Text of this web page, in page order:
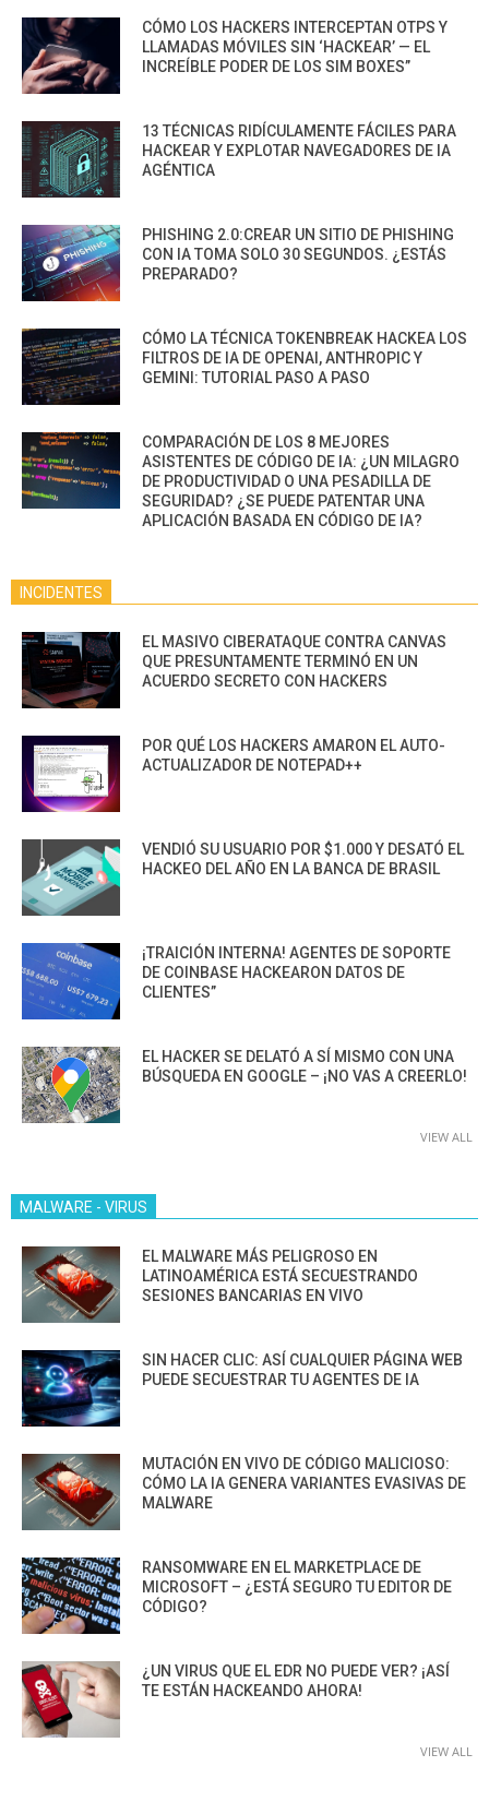
CÓMO LOS HACKERS INTERCEPTAN OTPS Y
LLAMADAS MÓVILES SIN ‘HACKEAR’ — EL
INCREÍBLE PODER DE LOS SIM BOXES”
13 TÉCNICAS RIDÍCULAMENTE FÁCILES PARA
HACKEAR Y EXPLOTAR NAVEGADORES DE IA
AGÉNTICA
PHISHING 2.0:CREAR UN SITIO DE PHISHING
CON IA TOMA SOLO 30 SEGUNDOS. ¿ESTÁS
PREPARADO?
CÓMO LA TÉCNICA TOKENBREAK HACKEA LOS
FILTROS DE IA DE OPENAI, ANTHROPIC Y
GEMINI: TUTORIAL PASO A PASO
COMPARACIÓN DE LOS 8 MEJORES
ASISTENTES DE CÓDIGO DE IA: ¿UN MILAGRO
DE PRODUCTIVIDAD O UNA PESADILLA DE
SEGURIDAD? ¿SE PUEDE PATENTAR UNA
APLICACIÓN BASADA EN CÓDIGO DE IA?
INCIDENTES
EL MASIVO CIBERATAQUE CONTRA CANVAS
QUE PRESUNTAMENTE TERMINÓ EN UN
ACUERDO SECRETO CON HACKERS
POR QUÉ LOS HACKERS AMARON EL AUTO-
ACTUALIZADOR DE NOTEPAD++
VENDIÓ SU USUARIO POR $1.000 Y DESATÓ EL
HACKEO DEL AÑO EN LA BANCA DE BRASIL
¡TRAICIÓN INTERNA! AGENTES DE SOPORTE
DE COINBASE HACKEARON DATOS DE
CLIENTES”
EL HACKER SE DELATÓ A SÍ MISMO CON UNA
BÚSQUEDA EN GOOGLE – ¡NO VAS A CREERLO!
VIEW ALL
MALWARE - VIRUS
EL MALWARE MÁS PELIGROSO EN
LATINOAMÉRICA ESTÁ SECUESTRANDO
SESIONES BANCARIAS EN VIVO
SIN HACER CLIC: ASÍ CUALQUIER PÁGINA WEB
PUEDE SECUESTRAR TU AGENTES DE IA
MUTACIÓN EN VIVO DE CÓDIGO MALICIOSO:
CÓMO LA IA GENERA VARIANTES EVASIVAS DE
MALWARE
RANSOMWARE EN EL MARKETPLACE DE
MICROSOFT – ¿ESTÁ SEGURO TU EDITOR DE
CÓDIGO?
¿UN VIRUS QUE EL EDR NO PUEDE VER? ¡ASÍ
TE ESTÁN HACKEANDO AHORA!
VIEW ALL